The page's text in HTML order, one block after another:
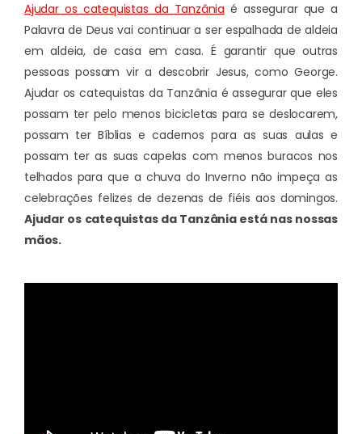
Ajudar os catequistas da Tanzânia é assegurar que a
Palavra de Deus vai continuar a ser espalhada de aldeia
em aldeia, de casa em casa. É garantir que outras
pessoas possam vir a descobrir Jesus, como George.
Ajudar os catequistas da Tanzânia é assegurar que eles
possam ter pelo menos bicicletas para se deslocarem,
possam ter Bíblias e cadernos para as suas aulas e
possam ter as suas capelas com menos buracos nos
telhados para que a chuva do Inverno não impeça as
celebrações felizes de dezenas de fiéis aos domingos.
Ajudar os catequistas da Tanzânia está nas nossas
mãos.